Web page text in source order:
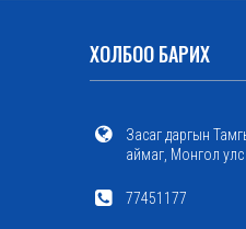
ХОЛБОО БАРИХ
Засаг даргын
аймаг, Монгол улс
77451177